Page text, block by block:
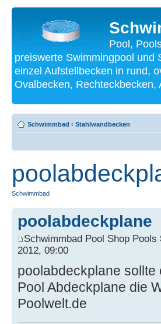
Pool,
preiswerte Swimmingpool und
einzel Aufstellbecken in rund,
Ovalbecken, Rechteckbecken,
Schwimmbad ‹ Stahlwandbecken
Schwimmbad
poolabdeckplane
Schwimmbad Pool Shop Pools
2012, 09:00
poolabdeckplane
Pool Abdeckplane die
Poolwelt.de